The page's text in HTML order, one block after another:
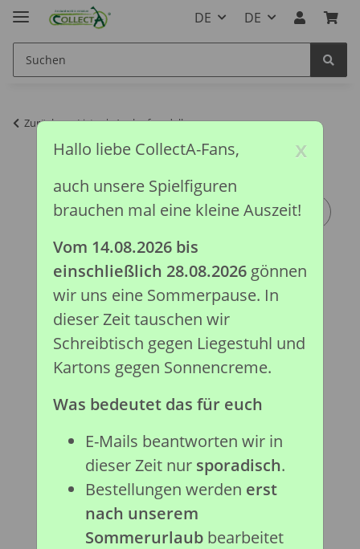
DE DE
Zurück zur Liste Auslaufmodelle
x
Hallo liebe CollectA-Fans,
auch unsere Spielfiguren
brauchen mal eine kleine Auszeit!
Vom 14.08.2026 bis
einschließlich 28.08.2026gönnen
wir uns eine Sommerpause. In
dieser Zeit tauschen wir
Schreibtisch gegen Liegestuhl und
Kartons gegen Sonnencreme.
Was bedeutet das für euch
E-Mails beantworten wir in
dieser Zeit nur sporadisch.
Bestellungen werden erst
nach unserem
Sommerurlaubbearbeitet